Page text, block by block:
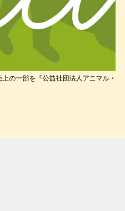
の一部を『公益社団法人アニマル・